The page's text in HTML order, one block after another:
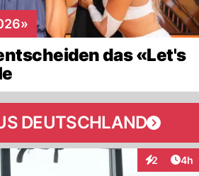
das «Let's
DEUTSCHLAND
2 4h